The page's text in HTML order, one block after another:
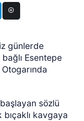
günlerde
bağlı Esentepe
sözlü
kavgaya